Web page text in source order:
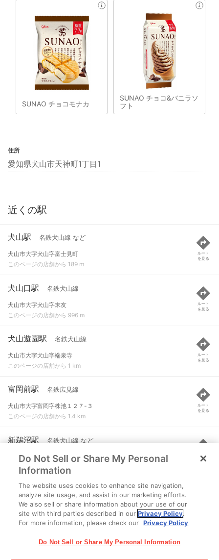
SUNAO チョコモナカ
SUNAO チョコ&バニラソ
フト
住所
愛知県犬山市天神町1丁目1
近くの駅
犬山駅 名鉄犬山線 など
犬山市大字犬山字富士見町
このページの店舗から 189 m
ルート
を見る
犬山口駅 名鉄犬山線
犬山市大字犬山字末友
このページの店舗から 996 m
ルート
を見る
犬山遊園駅 名鉄犬山線
犬山市大字犬山字端泉寺
このページの店舗から 1 km
ルート
を見る
富岡前駅 名鉄広見線
犬山市大字富岡字株池１２７-３
このページの店舗から 1.4 km
ルート
を見る
新鵜沼駅 名鉄犬山線 など
各務原市鵜沼南町
このページの店舗から 1.7 km
ルート
を見る
鵜沼駅 JR高山本線
各務原市鵜沼山崎町３丁目
このページの店舗から 1.8 km
Do Not Sell or Share My Personal
Information
The website uses cookies to enhance site navigation,
analyze site usage, and assist in our marketing efforts.
We also sell or share information about your use of our
site with third parties described in ourPrivacy Policy.
For more information, please check our Privacy Policy
Do Not Sell or Share My Personal Information